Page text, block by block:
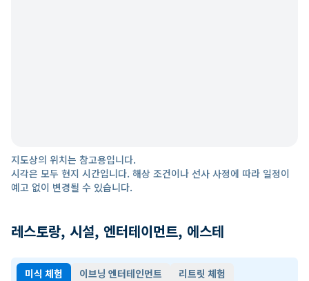
지도상의 위치는 참고용입니다.
시각은 모두 현지 시간입니다. 해상 조건이나 선사 사정에 따라 일정이
예고 없이 변경될 수 있습니다.
레스토랑, 시설, 엔터테이먼트, 에스테
미식 체험 이브닝 엔터테인먼트
리트릿 체험